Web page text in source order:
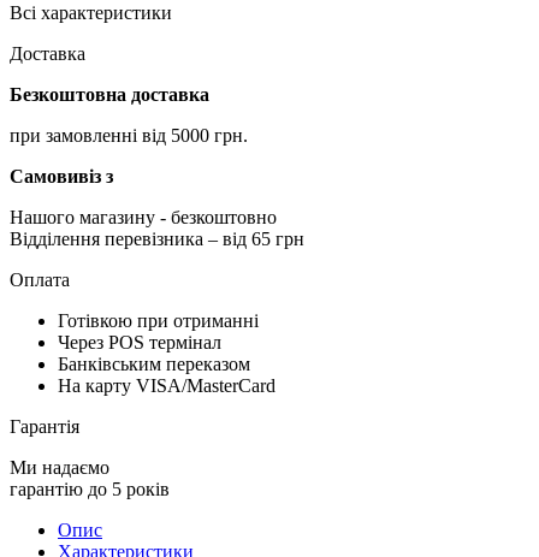
Всі характеристики
Доставка
Безкоштовна доставка
при замовленні від 5000 грн.
Самовивіз з
Нашого магазину - безкоштовно
Відділення перевізника – від 65 грн
Оплата
Готівкою при отриманні
Через POS термінал
Банківським переказом
На карту VISA/MasterCard
Гарантія
Ми надаємо
гарантію до 5 років
Опис
Характеристики